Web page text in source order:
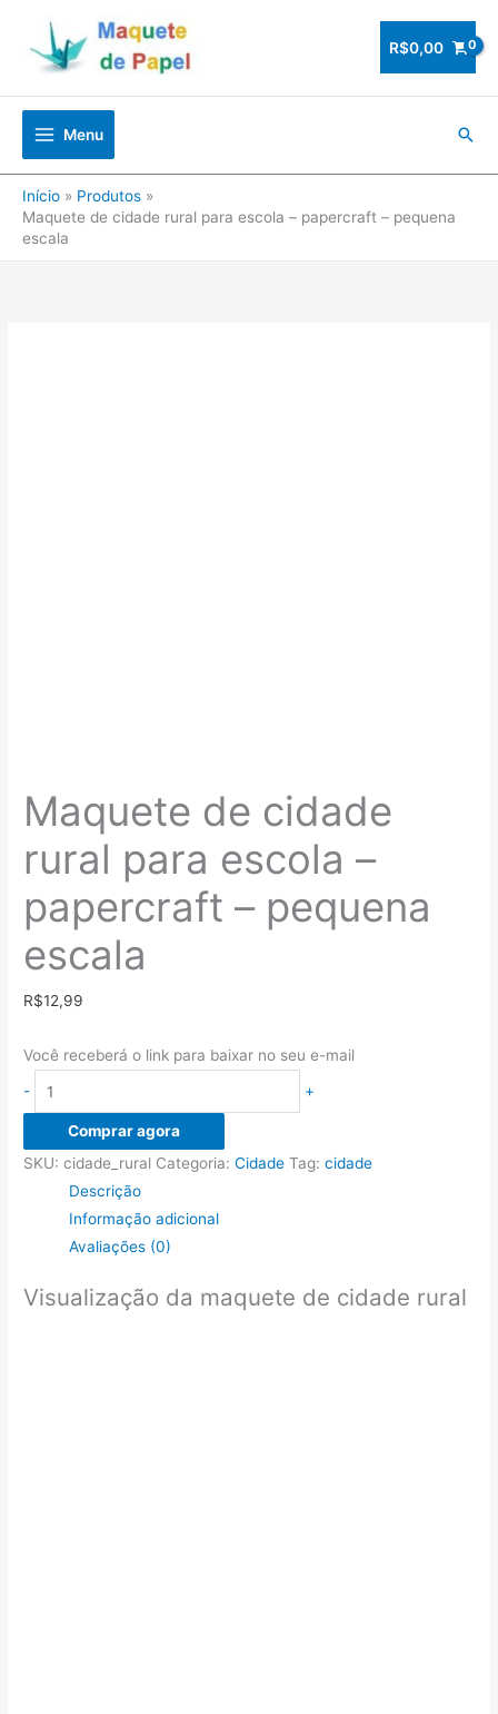
conteúdo
R$0,00
Menu
Início
Produtos
Maquete de cidade rural para escola – papercraft – pequena
escala
Maquete de cidade
rural para escola –
papercraft – pequena
escala
R$12,99
Você receberá o link para baixar no seu e-mail
-
Maquete
de
cidade
rural
escola
-
+
Comprar agora
SKU:cidade_rural Categoria:Cidade Tag:cidade
Descrição
Informação adicional
Avaliações (0)
Visualização da maquete de cidade rural